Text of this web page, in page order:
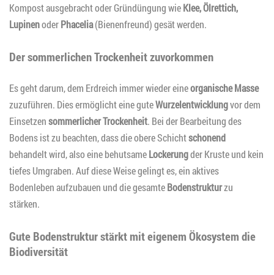
Kompost ausgebracht oder Gründüngung wieKlee, Ölrettich,
LupinenoderPhacelia(Bienenfreund) gesät werden.
Der sommerlichen Trockenheit zuvorkommen
Es geht darum, dem Erdreich immer wieder eineorganische Masse
zuzuführen. Dies ermöglicht eine guteWurzelentwicklungvor dem
Einsetzensommerlicher Trockenheit. Bei der Bearbeitung des
Bodens ist zu beachten, dass die obere Schichtschonend
behandelt wird, also eine behutsameLockerungder Kruste und kein
tiefes Umgraben. Auf diese Weise gelingt es, ein aktives
Bodenleben aufzubauen und die gesamteBodenstrukturzu
stärken.
Gute Bodenstruktur stärkt mit eigenem Ökosystem die
Biodiversität